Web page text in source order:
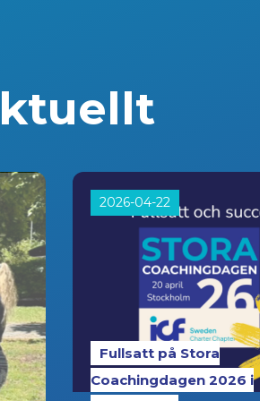
2026-04-22
Fullsatt på Stora
Coachingdagen 2026 i